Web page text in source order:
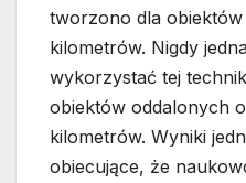
tworzono dla
kilometrów. Nigdy
wykorzystać tej
obiektów oddalonych
kilometrów. Wyniki
obiecujące, że